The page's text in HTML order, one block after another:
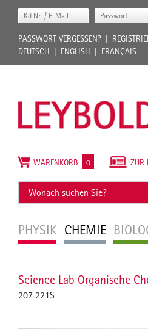
PASSWORT VERGESSEN?
DEUTSCH
ENGLISH FRANÇAIS
PHYSIK CHEMIE
ZUR
WARENKORB 0
Science Lab Organische
207 221S